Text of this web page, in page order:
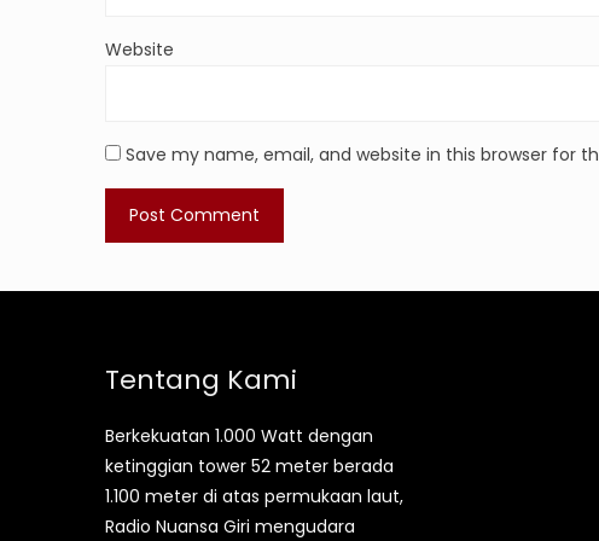
Website
Save my name, email, and website in this browser for
Tentang Kami
Berkekuatan 1.000 Watt dengan
ketinggian tower 52 meter berada
1.100 meter di atas permukaan laut,
Radio Nuansa Giri mengudara